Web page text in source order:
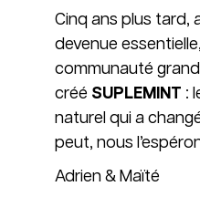
Cinq ans plus tard,
devenue
communauté
créé SUPLEMINT :
naturel qui a
peut, nous
Adrien & Maïté